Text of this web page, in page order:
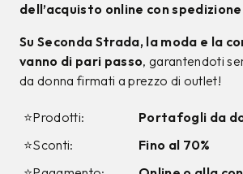
dell’acquisto online con
Su Seconda Strada, la moda e la
vanno di pari passo, garantendoti
da donna firmati a prezzo di outlet!
⭐Prodotti:
Portafogli da
⭐Sconti:
Fino al 70%